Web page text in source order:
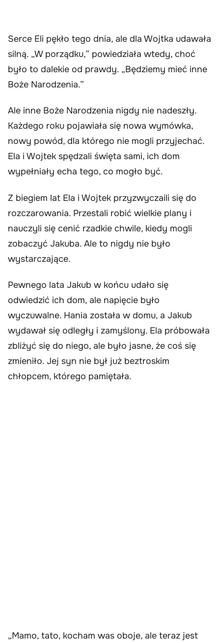
Serce Eli pękło tego dnia, ale dla Wojtka udawała
silną. „W porządku,” powiedziała wtedy, choć
było to dalekie od prawdy. „Będziemy mieć inne
Boże Narodzenia.”
Ale inne Boże Narodzenia nigdy nie nadeszły.
Każdego roku pojawiała się nowa wymówka,
nowy powód, dla którego nie mogli przyjechać.
Ela i Wojtek spędzali święta sami, ich dom
wypełniały echa tego, co mogło być.
Z biegiem lat Ela i Wojtek przyzwyczaili się do
rozczarowania. Przestali robić wielkie plany i
nauczyli się cenić rzadkie chwile, kiedy mogli
zobaczyć Jakuba. Ale to nigdy nie było
wystarczające.
Pewnego lata Jakub w końcu udało się
odwiedzić ich dom, ale napięcie było
wyczuwalne. Hania została w domu, a Jakub
wydawał się odległy i zamyślony. Ela próbowała
zbliżyć się do niego, ale było jasne, że coś się
zmieniło. Jej syn nie był już beztroskim
chłopcem, którego pamiętała.
„Mamo, tato, kocham was oboje, ale teraz jest